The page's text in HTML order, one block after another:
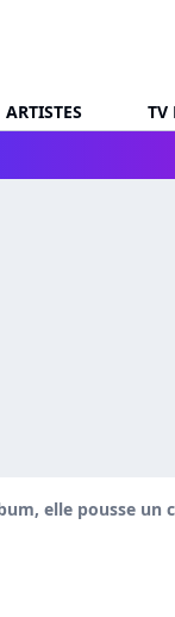
ARTISTES TV
elle pousse un